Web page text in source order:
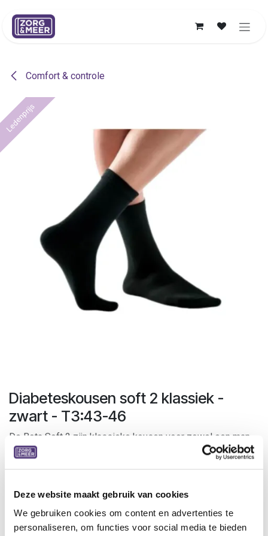
Deze website maakt gebruik van cookies
We gebruiken cookies om content en advertenties te
personaliseren, om functies voor social media te bieden
Comfort & controle
Ledenprijs
Diabeteskousen soft 2 klassiek -
zwart - T3:43-46
De Bota Soft 2 zijn klassieke kousen voor zowel een man
als een vrouw.
Specificaties:
Voor schoenmaat 43-46